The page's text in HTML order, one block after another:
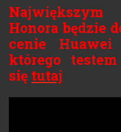
Największym
Honora będzie
cenie
którego
się tutaj